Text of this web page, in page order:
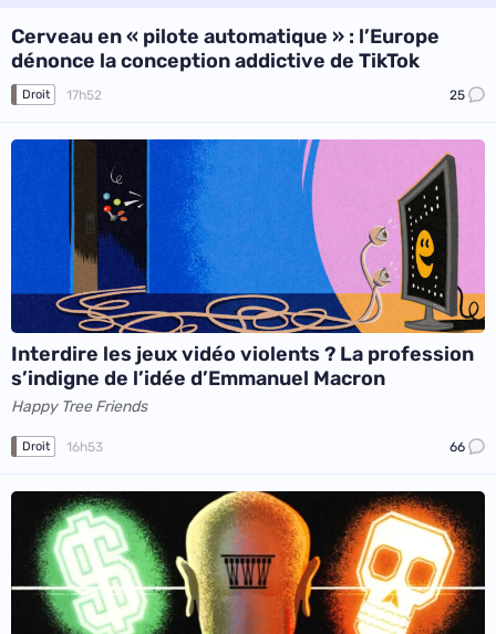
Cerveau en « pilote automatique » : l’Europe
dénonce la conception addictive de TikTok
Droit 17h52 25
Interdire les jeux vidéo violents ? La profession
s’indigne de l’idée d’Emmanuel Macron
Happy Tree Friends
Droit 16h53 66